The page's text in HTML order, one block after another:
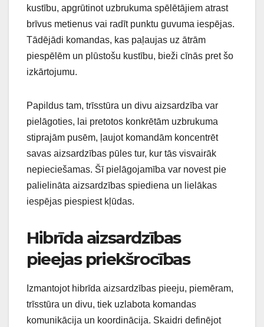
kustību, apgrūtinot uzbrukuma spēlētājiem atrast
brīvus metienus vai radīt punktu guvuma iespējas.
Tādējādi komandas, kas paļaujas uz ātrām
piespēlēm un plūstošu kustību, bieži cīnās pret šo
izkārtojumu.
Papildus tam, trīsstūra un divu aizsardzība var
pielāgoties, lai pretotos konkrētām uzbrukuma
stiprajām pusēm, ļaujot komandām koncentrēt
savas aizsardzības pūles tur, kur tās visvairāk
nepieciešamas. Šī pielāgojamība var novest pie
palielināta aizsardzības spiediena un lielākas
iespējas piespiest kļūdas.
Hibrīda aizsardzības
pieejas priekšrocības
Izmantojot hibrīda aizsardzības pieeju, piemēram,
trīsstūra un divu, tiek uzlabota komandas
komunikācija un koordinācija. Skaidri definējot